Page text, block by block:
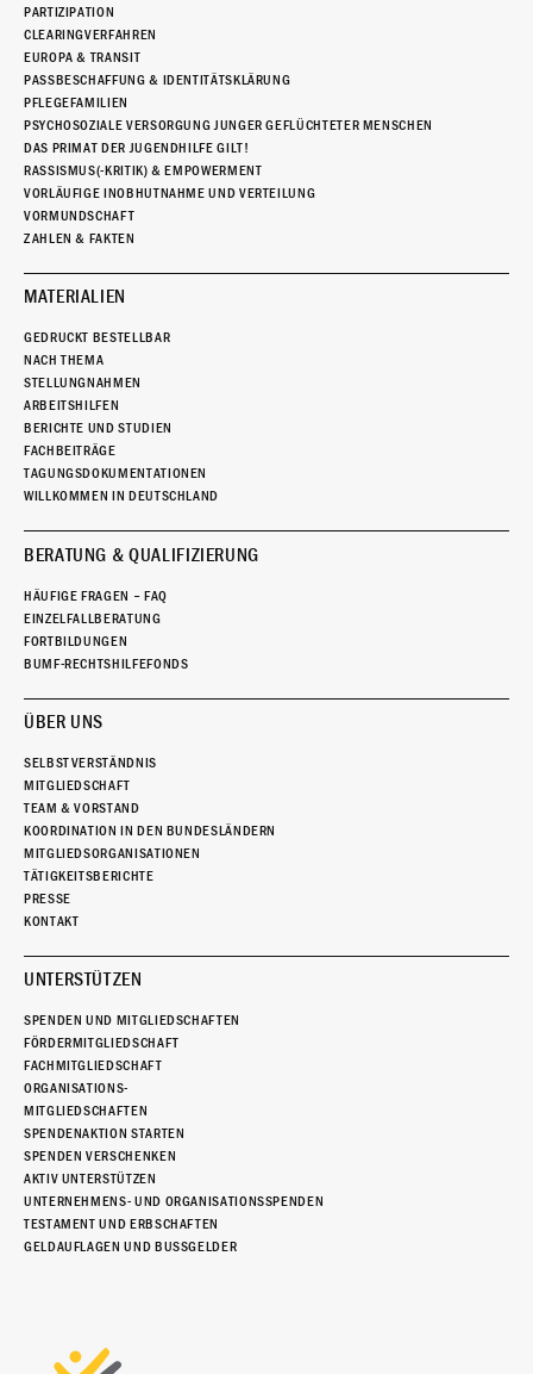
PARTIZIPATION
CLEARINGVERFAHREN
EUROPA & TRANSIT
PASSBESCHAFFUNG & IDENTITÄTSKLÄRUNG
PFLEGEFAMILIEN
PSYCHOSOZIALE VERSORGUNG JUNGER GEFLÜCHTETER MENSCHEN
DAS PRIMAT DER JUGENDHILFE GILT!
RASSISMUS(-KRITIK) & EMPOWERMENT
VORLÄUFIGE INOBHUTNAHME UND VERTEILUNG
VORMUNDSCHAFT
ZAHLEN & FAKTEN
MATERIALIEN
GEDRUCKT BESTELLBAR
NACH THEMA
STELLUNGNAHMEN
ARBEITSHILFEN
BERICHTE UND STUDIEN
FACHBEITRÄGE
TAGUNGSDOKUMENTATIONEN
WILLKOMMEN IN DEUTSCHLAND
BERATUNG & QUALIFIZIERUNG
HÄUFIGE FRAGEN – FAQ
EINZELFALLBERATUNG
FORTBILDUNGEN
BUMF-RECHTSHILFEFONDS
ÜBER UNS
SELBSTVERSTÄNDNIS
MITGLIEDSCHAFT
TEAM & VORSTAND
KOORDINATION IN DEN BUNDESLÄNDERN
MITGLIEDSORGANISATIONEN
TÄTIGKEITSBERICHTE
PRESSE
KONTAKT
UNTERSTÜTZEN
SPENDEN UND MITGLIEDSCHAFTEN
FÖRDERMITGLIEDSCHAFT
FACHMITGLIEDSCHAFT
ORGANISATIONS-
MITGLIEDSCHAFTEN
SPENDENAKTION STARTEN
SPENDEN VERSCHENKEN
AKTIV UNTERSTÜTZEN
UNTERNEHMENS- UND ORGANISATIONSSPENDEN
TESTAMENT UND ERBSCHAFTEN
GELDAUFLAGEN UND BUSSGELDER